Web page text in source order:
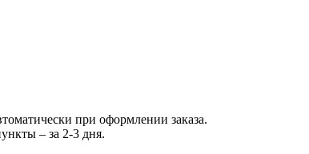
при оформлении заказа.
– за 2-3 дня.